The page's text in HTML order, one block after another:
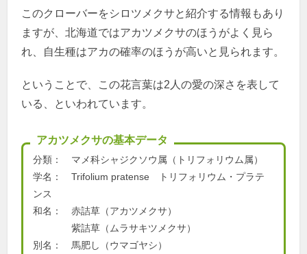
このクローバーをシロツメクサと紹介する情報もあり
ますが、北海道ではアカツメクサのほうがよく見ら
れ、自生種はアカの確率のほうが高いと見られます。
ということで、この花言葉は2人の愛の深さを表して
いる、といわれています。
アカツメクサの基本データ
分類： マメ科シャジクソウ属（トリフォリウム属）
学名： Trifolium pratense トリフォリウム・プラテ
ンス
和名： 赤詰草（アカツメクサ）
紫詰草（ムラサキツメクサ）
別名： 馬肥し（ウマゴヤシ）